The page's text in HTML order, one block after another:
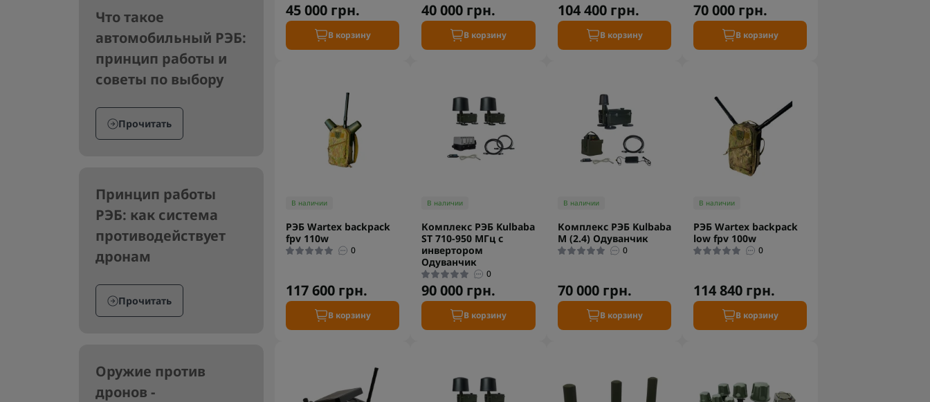
Что такое
автомобильный РЭБ:
принцип работы и
советы по выбору
Прочитать
Принцип работы
РЭБ: как система
противодействует
дронам
Прочитать
Оружие против
дронов -
45 000 грн.
В корзину
40 000 грн.
В корзину
104 400 грн.
В корзину
70 000 грн.
В корзину
В наличии
РЭБ Wartex backpack
fpv 110w
0
117 600 грн.
В корзину
В наличии
Комплекс РЭБ Kulbaba
ST 710-950 МГц с
инвертором
Одуванчик
0
90 000 грн.
В корзину
В наличии
Комплекс РЭБ Kulbaba
M (2.4) Одуванчик
0
70 000 грн.
В корзину
В наличии
РЭБ Wartex backpack
low fpv 100w
0
114 840 грн.
В корзину